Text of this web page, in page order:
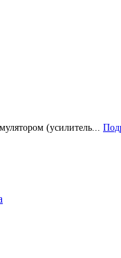
(усилитель...